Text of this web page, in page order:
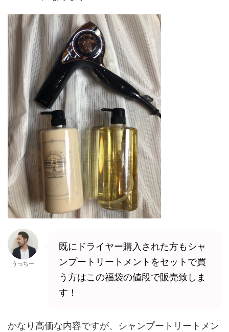
うっちー
既にドライヤー購入された方もシャ
ンプートリートメントをセットで買
う方はこの福袋の値段で販売致しま
す！
かなり高価な内容ですが、シャンプートリートメン